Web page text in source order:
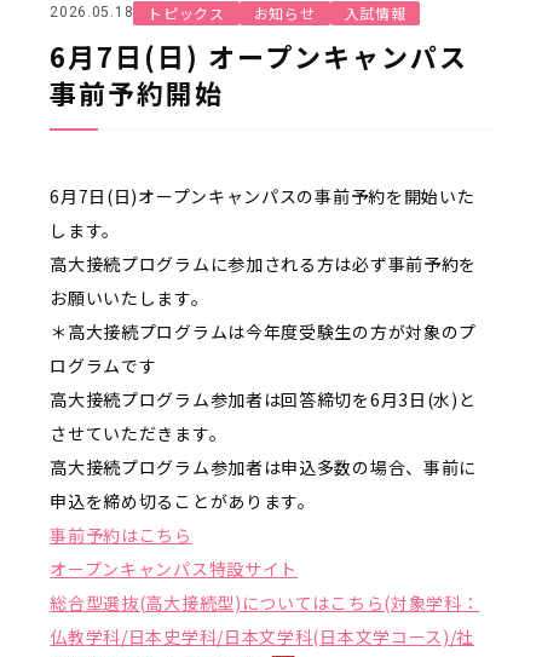
2026.05.18 トピックス お知らせ 入試情報
6月7日(日) オープンキャンパス
事前予約開始
6月7日(日)オープンキャンパスの事前予約を開始いた
します。
高大接続プログラムに参加される方は必ず事前予約を
お願いいたします。
＊高大接続プログラムは今年度受験生の方が対象のプ
ログラムです
高大接続プログラム参加者は回答締切を6月3日(水)と
させていただきます。
高大接続プログラム参加者は申込多数の場合、事前に
申込を締め切ることがあります。
事前予約はこちら
オープンキャンパス特設サイト
総合型選抜(高大接続型)についてはこちら(対象学科：
仏教学科/日本史学科/日本文学科(日本文学コース)/社